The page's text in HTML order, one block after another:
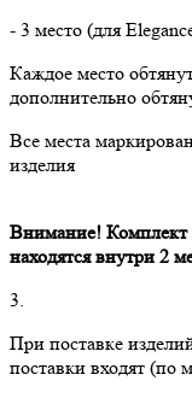
- 3 место (для
Каждое место
дополнительно
Все места
изделия
Внимание! Комплект
находятся внутри 2
3.
При поставке
поставки входят (по